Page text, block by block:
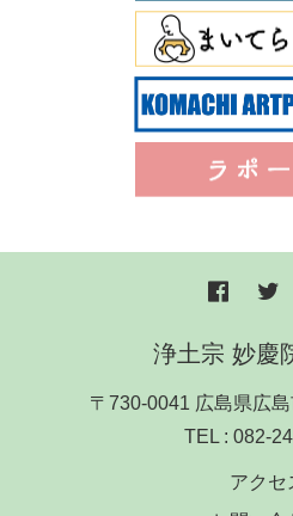
浄土宗 妙慶
〒730-0041 広島県広
TEL : 082-
アクセ